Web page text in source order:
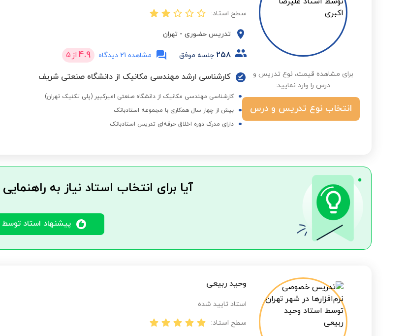
برای مشاهده قیمت، نوع تدریس و
درس را وارد نمایید:
انتخاب نوع تدریس و درس
سطح استاد:
تدریس حضوری - تهران
258 جلسه موفق مشاهده 21 دیدگاه 4.9 از 5
کارشناسی ارشد مهندسی مکانیک از دانشگاه صنعتی شریف
کارشناسی مهندسی مکانیک از دانشگاه صنعتی امیرکبیر (پلی تکنیک تهران)
بیش از چهار سال همکاری با مجموعه استادبانک
دارای مدرک دوره اخلاق حرفه‌ای تدریس استادبانک
آیا برای انتخاب استاد نیاز به
پیشنهاد استاد توسط
وحید ربیعی
استاد تایید شده
سطح استاد: